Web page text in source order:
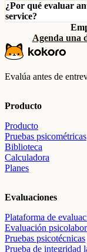
¿Por qué evaluar
service?
Agenda una
Evalúa antes de
Producto
Producto
Pruebas psicométricas
Biblioteca
Calculadora
Planes
Evaluaciones
Plataforma de
Evaluación
Pruebas psicotécnicas
Prueba de integridad